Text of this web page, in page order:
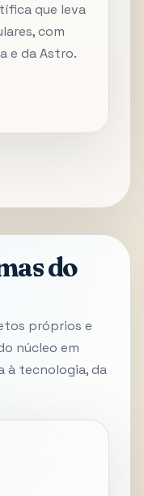
que leva
com
e da Astro.
do
próprios e
núcleo em
à tecnologia, da